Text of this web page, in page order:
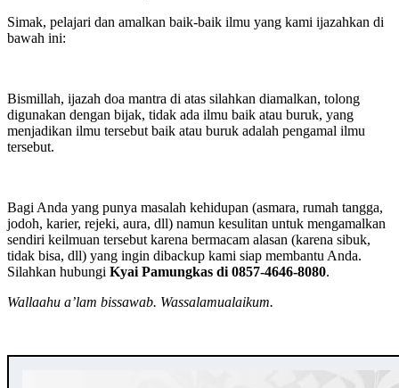
Simak, pelajari dan amalkan baik-baik ilmu yang kami ijazahkan di
bawah ini:
Bismillah, ijazah doa mantra di atas silahkan diamalkan, tolong
digunakan dengan bijak, tidak ada ilmu baik atau buruk, yang
menjadikan ilmu tersebut baik atau buruk adalah pengamal ilmu
tersebut.
Bagi Anda yang punya masalah kehidupan (asmara, rumah tangga,
jodoh, karier, rejeki, aura, dll) namun kesulitan untuk mengamalkan
sendiri keilmuan tersebut karena bermacam alasan (karena sibuk,
tidak bisa, dll) yang ingin dibackup kami siap membantu Anda.
Silahkan hubungi Kyai Pamungkas di 0857-4646-8080.
Wallaahu a’lam bissawab. Wassalamualaikum.